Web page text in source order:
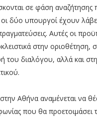
σε φάση αναζήτησης
δύο υπουργοί έχουν
Αυτές οι
στην
του διαλόγου, αλλά και
Αθήνα αναμένεται να
που θα προετοιμάσει